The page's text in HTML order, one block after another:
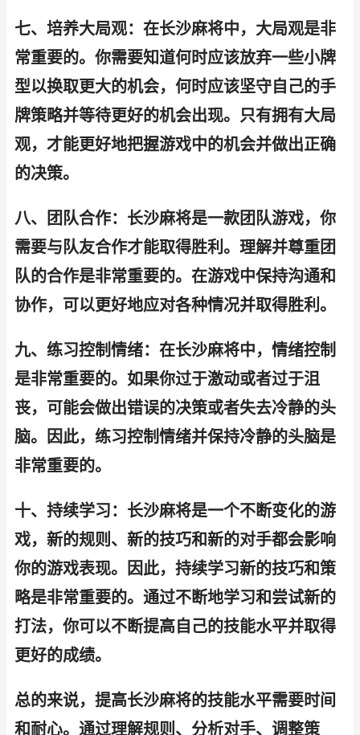
七、培养大局观：在长沙麻将中，大局观是非
常重要的。你需要知道何时应该放弃一些小牌
型以换取更大的机会，何时应该坚守自己的手
牌策略并等待更好的机会出现。只有拥有大局
观，才能更好地把握游戏中的机会并做出正确
的决策。
八、团队合作：长沙麻将是一款团队游戏，你
需要与队友合作才能取得胜利。理解并尊重团
队的合作是非常重要的。在游戏中保持沟通和
协作，可以更好地应对各种情况并取得胜利。
九、练习控制情绪：在长沙麻将中，情绪控制
是非常重要的。如果你过于激动或者过于沮
丧，可能会做出错误的决策或者失去冷静的头
脑。因此，练习控制情绪并保持冷静的头脑是
非常重要的。
十、持续学习：长沙麻将是一个不断变化的游
戏，新的规则、新的技巧和新的对手都会影响
你的游戏表现。因此，持续学习新的技巧和策
略是非常重要的。通过不断地学习和尝试新的
打法，你可以不断提高自己的技能水平并取得
更好的成绩。
总的来说，提高长沙麻将的技能水平需要时间
和耐心。通过理解规则、分析对手、调整策